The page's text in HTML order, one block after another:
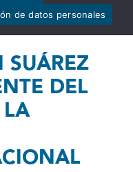
SUÁREZ
DEL
de datos personales